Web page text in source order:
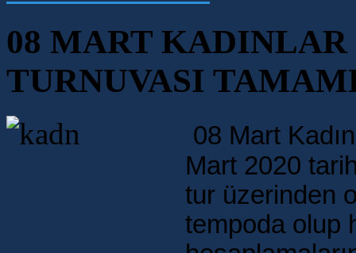
08 MART
TURNUVASI
08 Mart
Mart 2020
tur üzerinden
tempoda olup